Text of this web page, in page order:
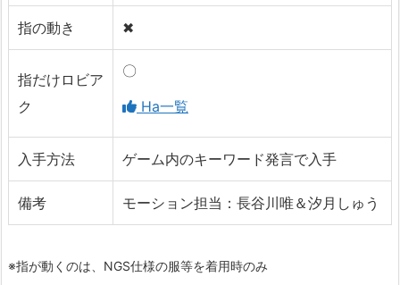
指の動き ✖
指だけロビア
ク
〇
Ha一覧
入手方法 ゲーム内のキーワード発言で入手
備考 モーション担当：長谷川唯＆汐月しゅう
※指が動くのは、NGS仕様の服等を着用時のみ